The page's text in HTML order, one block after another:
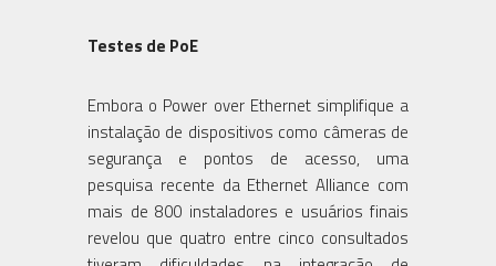
Testes de PoE
Embora o Power over Ethernet simplifique a
instalação de dispositivos como câmeras de
segurança e pontos de acesso, uma
pesquisa recente da Ethernet Alliance com
mais de 800 instaladores e usuários finais
revelou que quatro entre cinco consultados